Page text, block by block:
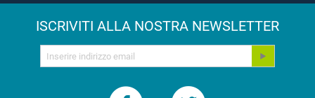
ISCRIVITI ALLA NOSTRA NEWSLETTER